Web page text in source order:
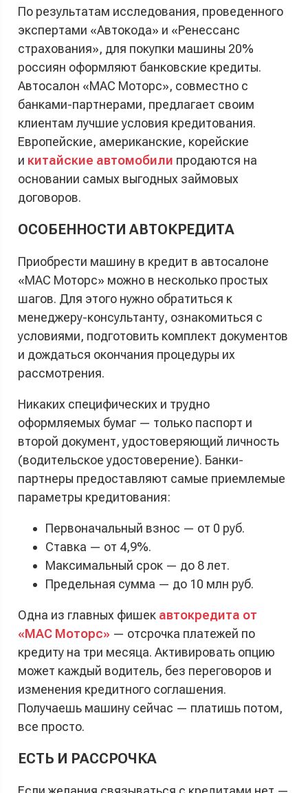
По результатам исследования, проведенного
экспертами «Автокода» и «Ренессанс
страхования», для покупки машины 20%
россиян оформляют банковские кредиты.
Автосалон «МАС Моторс», совместно с
банками-партнерами, предлагает своим
клиентам лучшие условия кредитования.
Европейские, американские, корейские
и китайские автомобили продаются на
основании самых выгодных займовых
договоров.
ОСОБЕННОСТИ АВТОКРЕДИТА
Приобрести машину в кредит в автосалоне
«МАС Моторс» можно в несколько простых
шагов. Для этого нужно обратиться к
менеджеру-консультанту, ознакомиться с
условиями, подготовить комплект документов
и дождаться окончания процедуры их
рассмотрения.
Никаких специфических и трудно
оформляемых бумаг — только паспорт и
второй документ, удостоверяющий личность
(водительское удостоверение). Банки-
партнеры предоставляют самые приемлемые
параметры кредитования:
Первоначальный взнос — от 0 руб.
Ставка — от 4,9%.
Максимальный срок — до 8 лет.
Предельная сумма — до 10 млн руб.
Одна из главных фишек автокредита от
«МАС Моторс» — отсрочка платежей по
кредиту на три месяца. Активировать опцию
может каждый водитель, без переговоров и
изменения кредитного соглашения.
Получаешь машину сейчас — платишь потом,
все просто.
ЕСТЬ И РАССРОЧКА